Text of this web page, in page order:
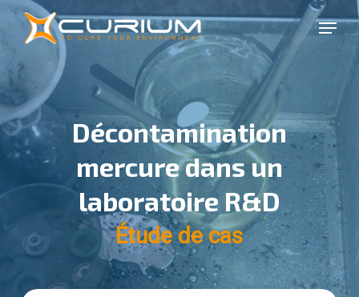
Skip
main
content
Menu
Décontamination
mercure dans un
laboratoire R&D
Étude de cas
Close
Menu